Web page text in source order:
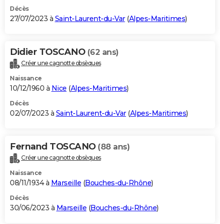
Décès
27/07/2023 à Saint-Laurent-du-Var(Alpes-Maritimes)
Didier TOSCANO (62 ans)
Créer une cagnotte obsèques
Naissance
10/12/1960 à Nice (Alpes-Maritimes)
Décès
02/07/2023 à Saint-Laurent-du-Var(Alpes-Maritimes)
Fernand TOSCANO (88 ans)
Créer une cagnotte obsèques
Naissance
08/11/1934 à Marseille (Bouches-du-Rhône)
Décès
30/06/2023 à Marseille (Bouches-du-Rhône)